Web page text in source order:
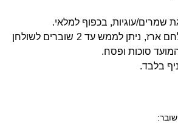
שמרים/עוגיות, בכפוף למלאי.
- בסניפי קפה קפה ולחם ארז, ניתן לממש עד 2 שוברים לשולחן
סוכות ופסח.
בלבד.